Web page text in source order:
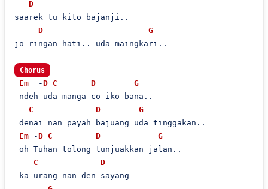
D
saarek tu kito bajanji..
D
G
jo ringan hati.. uda maingkari..
Chorus
Em
  -
D C D
G
ndeh uda manga co iko bana..
C
D
G
denai nan payah bajuang uda tinggakan..
Em -D C D
G
oh Tuhan tolong tunjuakkan jalan..
C
D
ka urang nan den sayang